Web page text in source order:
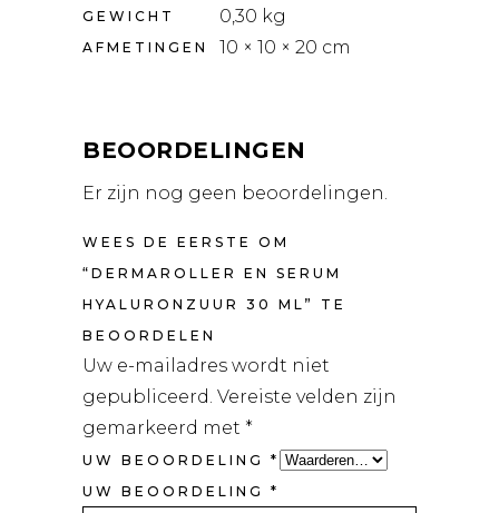
GEWICHT 0,30 kg
AFMETINGEN 10 × 10 × 20 cm
BEOORDELINGEN
Er zijn nog geen beoordelingen.
WEES DE EERSTE OM
“DERMAROLLER EN SERUM
HYALURONZUUR 30 ML” TE
BEOORDELEN
Uw e-mailadres wordt niet
gepubliceerd. Vereiste velden zijn
gemarkeerd met *
UW BEOORDELING *
UW BEOORDELING *